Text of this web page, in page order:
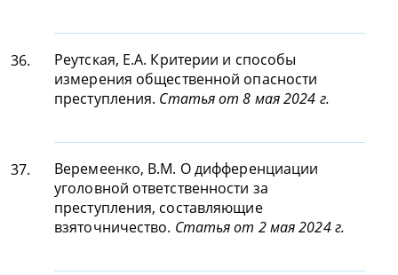
36.
Реутская, Е.А. Критерии и способы
измерения общественной опасности
преступления. Статья от 8 мая 2024 г.
37.
Веремеенко, В.М. О дифференциации
уголовной ответственности за
преступления, составляющие
взяточничество. Статья от 2 мая 2024 г.